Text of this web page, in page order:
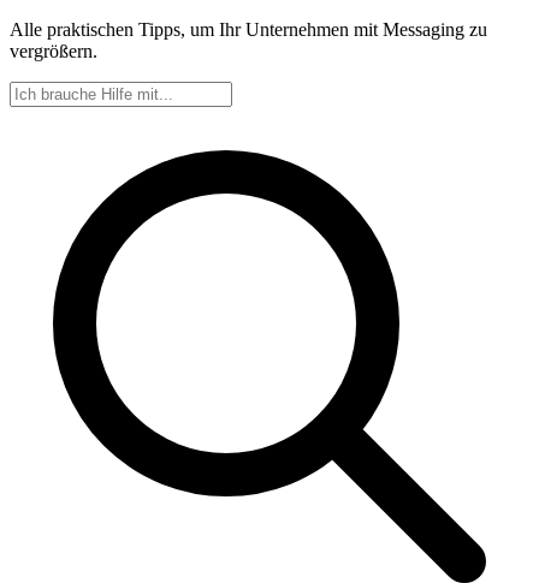
Alle praktischen Tipps, um Ihr Unternehmen mit Messaging zu
vergrößern.